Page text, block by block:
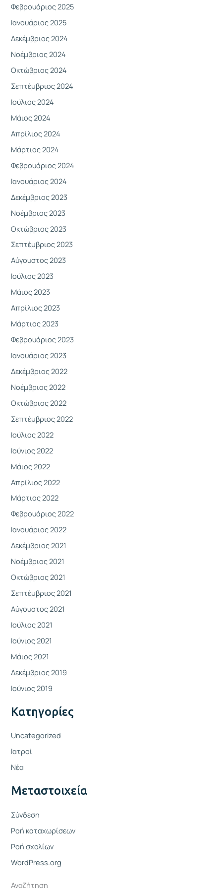
Φεβρουάριος 2025
Ιανουάριος 2025
Δεκέμβριος 2024
Νοέμβριος 2024
Οκτώβριος 2024
Σεπτέμβριος 2024
Ιούλιος 2024
Μάιος 2024
Απρίλιος 2024
Μάρτιος 2024
Φεβρουάριος 2024
Ιανουάριος 2024
Δεκέμβριος 2023
Νοέμβριος 2023
Οκτώβριος 2023
Σεπτέμβριος 2023
Αύγουστος 2023
Ιούλιος 2023
Μάιος 2023
Απρίλιος 2023
Μάρτιος 2023
Φεβρουάριος 2023
Ιανουάριος 2023
Δεκέμβριος 2022
Νοέμβριος 2022
Οκτώβριος 2022
Σεπτέμβριος 2022
Ιούλιος 2022
Ιούνιος 2022
Μάιος 2022
Απρίλιος 2022
Μάρτιος 2022
Φεβρουάριος 2022
Ιανουάριος 2022
Δεκέμβριος 2021
Νοέμβριος 2021
Οκτώβριος 2021
Σεπτέμβριος 2021
Αύγουστος 2021
Ιούλιος 2021
Ιούνιος 2021
Μάιος 2021
Δεκέμβριος 2019
Ιούνιος 2019
Kατηγορίες
Uncategorized
Ιατροί
Νέα
Μεταστοιχεία
Σύνδεση
Ροή καταχωρίσεων
Ροή σχολίων
WordPress.org
Αναζήτηση